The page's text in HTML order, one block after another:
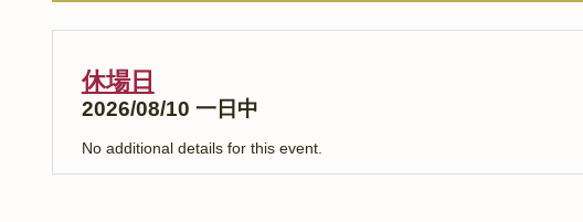
休場日
2026/08/10 一日中
No additional details for this event.